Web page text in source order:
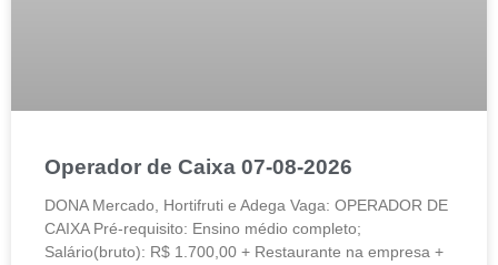
Operador de Caixa 07-08-2026
DONA Mercado, Hortifruti e Adega Vaga: OPERADOR DE
CAIXA Pré-requisito: Ensino médio completo;
Salário(bruto): R$ 1.700,00 + Restaurante na empresa +